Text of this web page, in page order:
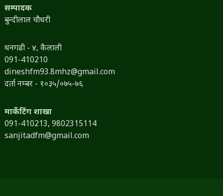
सम्पादक
बुन्दीलाल चौधरी
धनगढी - ४, कैलाली
091-410210
dineshfm93.8mhz@gmail.com
दर्ता नम्बर - १०३५/०७५-७६
मार्केटिंग शाखा
091-410213, 9802315114
sanjitadfm@gmail.com